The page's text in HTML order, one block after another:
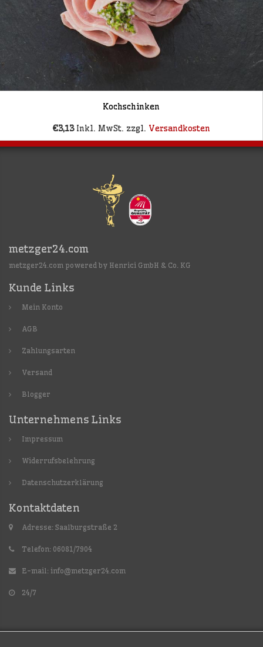
Kochschinken
€3,13 Inkl. MwSt. zzgl. Versandkosten
metzger24.com
metzger24.com powered by Henrici GmbH & Co. KG
Kunde Links
Mein Konto
AGB
Zahlungsarten
Versand
Blogger
Unternehmens Links
Impressum
Widerrufsbelehrung
Datenschutzerklärung
Kontaktdaten
Adresse: Saalburgstraße 2
Telefon: 06081/7904
E-mail: info@metzger24.com
24/7